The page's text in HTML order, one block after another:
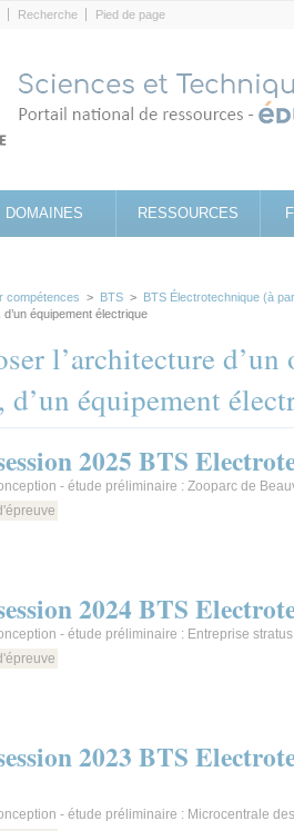
Recherche Pied de page
DOMAINES RESSOURCES
compétences > BTS > BTS Électrotechnique (à
équipement électrique
l’architecture d’un
équipement
2025 BTS
- étude préliminaire : Zooparc de
2024 BTS
- étude préliminaire : Entreprise
2023 BTS
- étude préliminaire : Microcentrale